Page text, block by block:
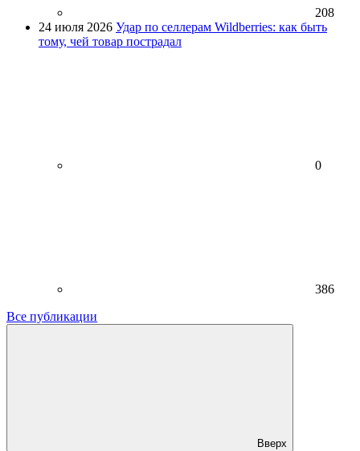
208
24 июля 2026 Удар по селлерам Wildberries: как быть
тому, чей товар пострадал
0
386
Все публикации
Вверх